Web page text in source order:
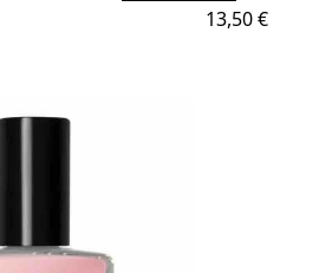
Prix
13,50 €